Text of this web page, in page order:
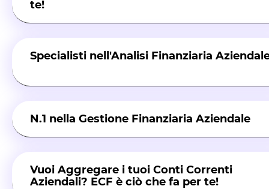
te!
Specialisti nell'Analisi Finanziaria
N.1 nella Gestione Finanziaria Aziendale
Vuoi Aggregare i tuoi Conti Correnti
Aziendali? ECF è ciò che fa per te!